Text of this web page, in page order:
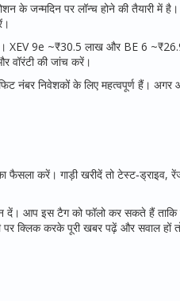
के जन्मदिन पर लॉन्च होने की तैयारी में
XEV 9e ~₹30.5 लाख और BE 6
वॉरंटी की जांच करें।
नंबर निवेशकों के लिए महत्वपूर्ण हैं।
करें। गाड़ी खरीदें तो टेस्ट‑ड्राइव,
आप इस टैग को फॉलो कर सकते हैं
पर क्लिक करके पूरी खबर पढ़ें और सवाल